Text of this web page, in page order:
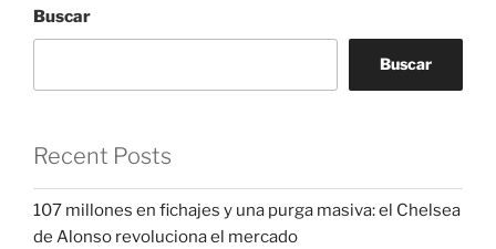
Buscar
Buscar
Recent Posts
107 millones en fichajes y una purga masiva: el Chelsea
de Alonso revoluciona el mercado